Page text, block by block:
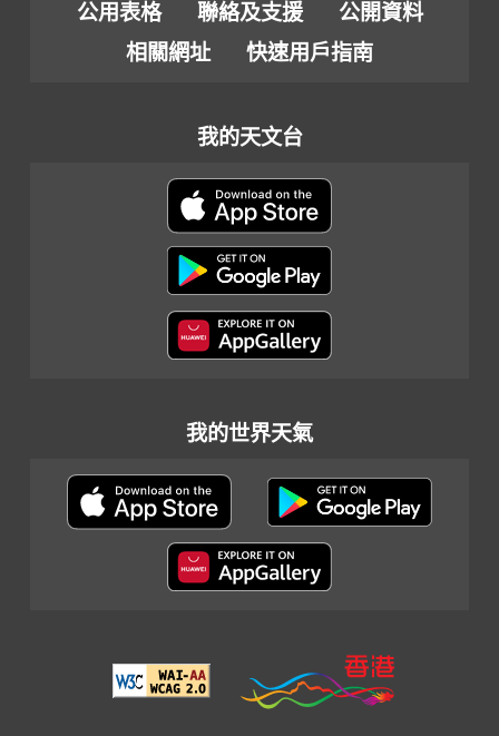
公用表格 聯絡及支援
公開資料
相關網址
快速用戶指南
我的天文台
我的世界天氣